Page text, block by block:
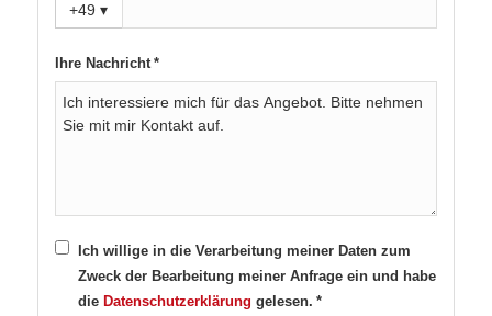
+49 ▾
Ihre Nachricht *
Ich willige in die Verarbeitung meiner Daten zum
Zweck der Bearbeitung meiner Anfrage ein und habe
die Datenschutzerklärung gelesen. *